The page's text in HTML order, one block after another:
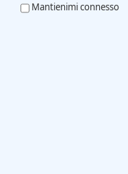
Mantienimi connesso